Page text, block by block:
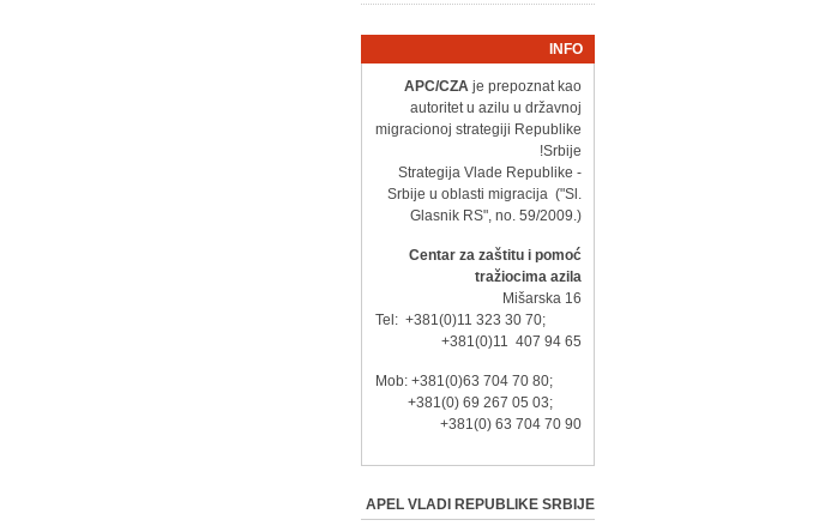
INFO
APC/CZA je prepoznat kao
autoritet u azilu u državnoj
migracionoj strategiji Republike
Srbije!
- Strategija Vlade Republike
Srbije u oblasti migracija ("Sl.
Glasnik RS", no. 59/2009.)
Centar za zaštitu i pomoć
tražiocima azila
Mišarska 16
Tel: +381(0)11 323 30 70;
+381(0)11 407 94 65
Mob: +381(0)63 704 70 80;
+381(0) 69 267 05 03;
+381(0) 63 704 70 90
APEL VLADI REPUBLIKE SRBIJE